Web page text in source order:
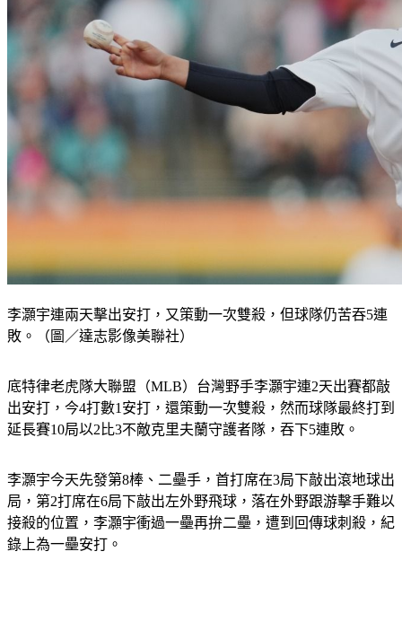
李灝宇連兩天擊出安打，又策動一次雙殺，但球隊仍苦吞5連
敗。（圖／達志影像美聯社）
底特律老虎隊大聯盟（MLB）台灣野手李灝宇連2天出賽都敲
出安打，今4打數1安打，還策動一次雙殺，然而球隊最終打到
延長賽10局以2比3不敵克里夫蘭守護者隊，吞下5連敗。
李灝宇今天先發第8棒、二壘手，首打席在3局下敲出滾地球出
局，第2打席在6局下敲出左外野飛球，落在外野跟游擊手難以
接殺的位置，李灝宇衝過一壘再拚二壘，遭到回傳球刺殺，紀
錄上為一壘安打。